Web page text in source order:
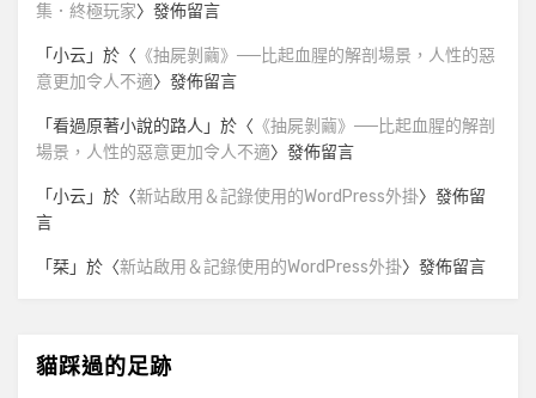
集．終極玩家〉發佈留言
「小云」於〈 《抽屍剝繭》──比起血腥的解剖場景，人性的惡
意更加令人不適〉發佈留言
「看過原著小說的路人」於〈 《抽屍剝繭》──比起血腥的解剖
場景，人性的惡意更加令人不適〉發佈留言
「小云」於〈新站啟用＆記錄使用的WordPress外掛〉發佈留
言
「栞」於〈新站啟用＆記錄使用的WordPress外掛〉發佈留言
貓踩過的足跡